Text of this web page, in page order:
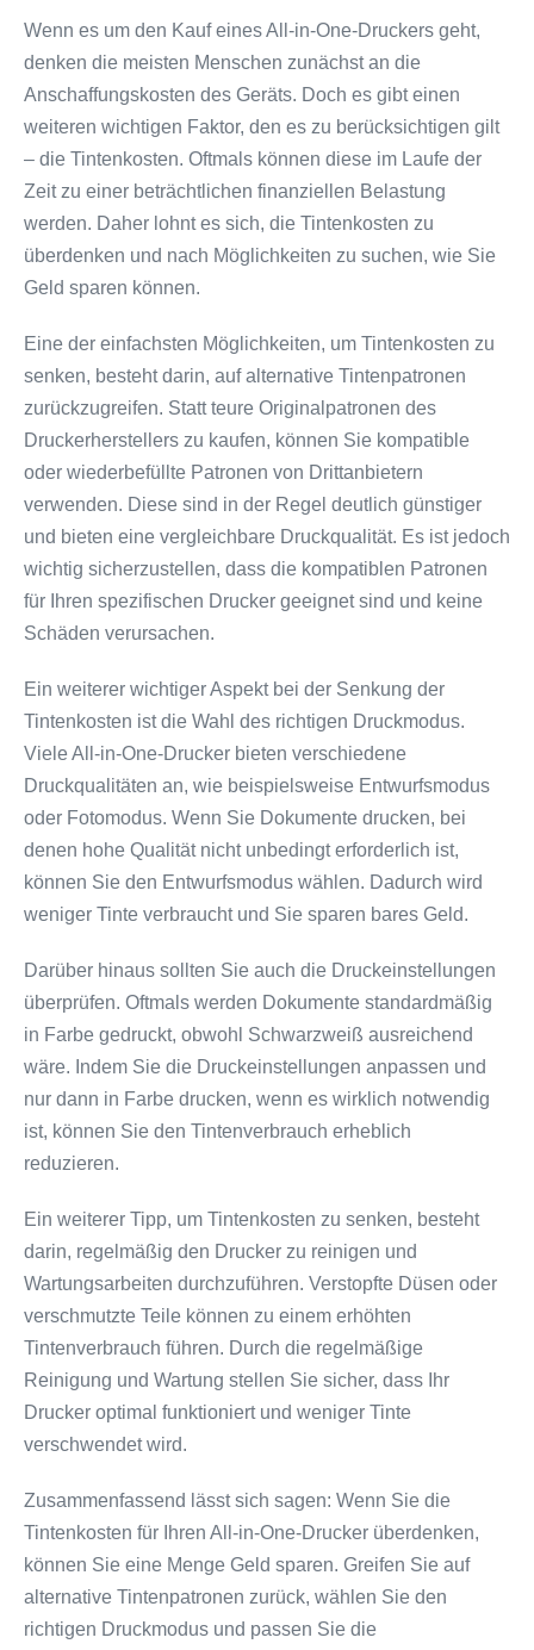
Wenn es um den Kauf eines All-in-One-Druckers geht,
denken die meisten Menschen zunächst an die
Anschaffungskosten des Geräts. Doch es gibt einen
weiteren wichtigen Faktor, den es zu berücksichtigen gilt
– die Tintenkosten. Oftmals können diese im Laufe der
Zeit zu einer beträchtlichen finanziellen Belastung
werden. Daher lohnt es sich, die Tintenkosten zu
überdenken und nach Möglichkeiten zu suchen, wie Sie
Geld sparen können.
Eine der einfachsten Möglichkeiten, um Tintenkosten zu
senken, besteht darin, auf alternative Tintenpatronen
zurückzugreifen. Statt teure Originalpatronen des
Druckerherstellers zu kaufen, können Sie kompatible
oder wiederbefüllte Patronen von Drittanbietern
verwenden. Diese sind in der Regel deutlich günstiger
und bieten eine vergleichbare Druckqualität. Es ist jedoch
wichtig sicherzustellen, dass die kompatiblen Patronen
für Ihren spezifischen Drucker geeignet sind und keine
Schäden verursachen.
Ein weiterer wichtiger Aspekt bei der Senkung der
Tintenkosten ist die Wahl des richtigen Druckmodus.
Viele All-in-One-Drucker bieten verschiedene
Druckqualitäten an, wie beispielsweise Entwurfsmodus
oder Fotomodus. Wenn Sie Dokumente drucken, bei
denen hohe Qualität nicht unbedingt erforderlich ist,
können Sie den Entwurfsmodus wählen. Dadurch wird
weniger Tinte verbraucht und Sie sparen bares Geld.
Darüber hinaus sollten Sie auch die Druckeinstellungen
überprüfen. Oftmals werden Dokumente standardmäßig
in Farbe gedruckt, obwohl Schwarzweiß ausreichend
wäre. Indem Sie die Druckeinstellungen anpassen und
nur dann in Farbe drucken, wenn es wirklich notwendig
ist, können Sie den Tintenverbrauch erheblich
reduzieren.
Ein weiterer Tipp, um Tintenkosten zu senken, besteht
darin, regelmäßig den Drucker zu reinigen und
Wartungsarbeiten durchzuführen. Verstopfte Düsen oder
verschmutzte Teile können zu einem erhöhten
Tintenverbrauch führen. Durch die regelmäßige
Reinigung und Wartung stellen Sie sicher, dass Ihr
Drucker optimal funktioniert und weniger Tinte
verschwendet wird.
Zusammenfassend lässt sich sagen: Wenn Sie die
Tintenkosten für Ihren All-in-One-Drucker überdenken,
können Sie eine Menge Geld sparen. Greifen Sie auf
alternative Tintenpatronen zurück, wählen Sie den
richtigen Druckmodus und passen Sie die